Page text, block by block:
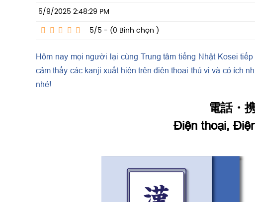
5/9/2025 2:48:29 PM
5/5 - (0 Bình chọn )
Hôm nay mọi người lại cùng Trung tâm tiếng Nhật Kosei
cảm thấy các kanji xuất hiện trên điện thoại thú vị và có ích
nhé!
電話・
Điện thoại,